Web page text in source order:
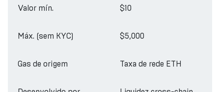
Valor mín. $10
Máx. (sem KYC) $5,000
Gas de origem Taxa de rede ETH